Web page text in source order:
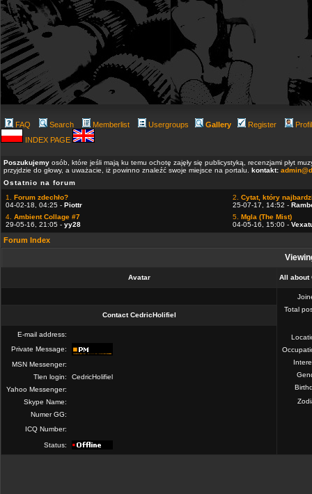
FAQ Search Memberlist Usergroups Gallery Register
INDEX PAGE
Poszukujemy osób, które jeśli mają ku temu ochotę zajęły się publicystyką, recenzjami płyt
przyjdzie do głowy, a uważacie, iż powinno znaleźć swoje miejsce na portalu. kontakt:
Ostatnio na forum
1. Forum zdechło?
04-02-18, 04:25 - Piottr
2. Cytat, który
25-07-17, 14:52 -
4. Ambient Collage #7
29-05-16, 21:05 - yy28
5. Mgla (The Mist)
04-05-16, 15:00 -
Forum Index
Avatar All about
Total
Contact CedricHolifiel
E-mail address:
Private Message:
MSN Messenger:
Tlen login:
CedricHolifiel
Yahoo Messenger:
Skype Name:
Numer GG:
ICQ Number:
Status: